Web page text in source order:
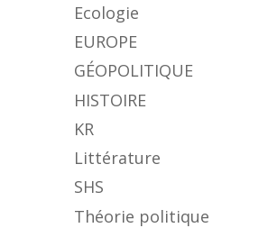
Ecologie
EUROPE
GÉOPOLITIQUE
HISTOIRE
KR
Littérature
SHS
Théorie politique